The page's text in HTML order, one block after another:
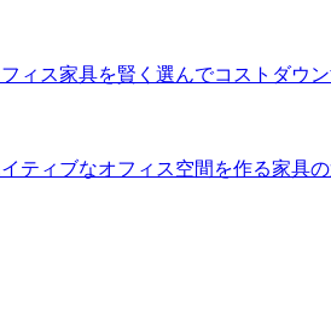
ィス家具を賢く選んでコストダウ
ティブなオフィス空間を作る家具